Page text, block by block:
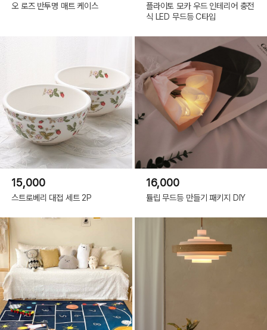
Blue
오 로즈 반투명 매트 케이스
플라이토 모카 우드 인테리어 충전
식 LED 무드등 C타입
15,000
스트로베리 대접 세트 2P
16,000
튤립 무드등 만들기 패키지 DIY